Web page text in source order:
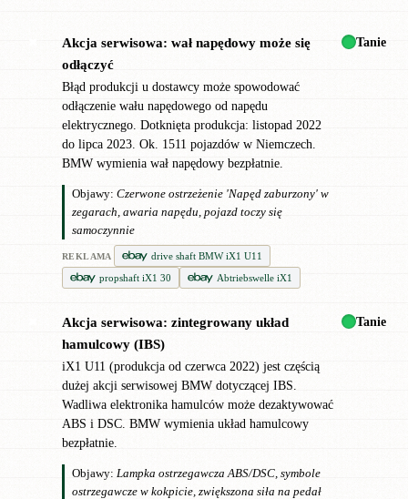
Akcja serwisowa: wał napędowy może się
odłączyć
Błąd produkcji u dostawcy może spowodować
odłączenie wału napędowego od napędu
elektrycznego. Dotknięta produkcja: listopad 2022
do lipca 2023. Ok. 1511 pojazdów w Niemczech.
BMW wymienia wał napędowy bezpłatnie.
Objawy: Czerwone ostrzeżenie 'Napęd zaburzony' w
zegarach, awaria napędu, pojazd toczy się
samoczynnie
REKLAMA
drive shaft BMW iX1 U11
propshaft iX1 30
Abtriebswelle iX1
Tanie
Akcja serwisowa: zintegrowany układ
hamulcowy (IBS)
iX1 U11 (produkcja od czerwca 2022) jest częścią
dużej akcji serwisowej BMW dotyczącej IBS.
Wadliwa elektronika hamulców może dezaktywować
ABS i DSC. BMW wymienia układ hamulcowy
bezpłatnie.
Objawy: Lampka ostrzegawcza ABS/DSC, symbole
ostrzegawcze w kokpicie, zwiększona siła na pedał
Tanie